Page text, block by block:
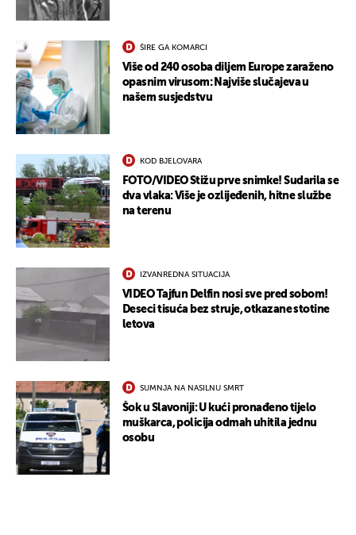
ŠIRE GA KOMARCI
Više od 240 osoba diljem Europe zaraženo
opasnim virusom: Najviše slučajeva u
našem susjedstvu
KOD BJELOVARA
FOTO/VIDEO Stižu prve snimke! Sudarila se
dva vlaka: Više je ozlijeđenih, hitne službe
na terenu
IZVANREDNA SITUACIJA
VIDEO Tajfun Delfin nosi sve pred sobom!
Deseci tisuća bez struje, otkazane stotine
letova
SUMNJA NA NASILNU SMRT
Šok u Slavoniji: U kući pronađeno tijelo
muškarca, policija odmah uhitila jednu
osobu